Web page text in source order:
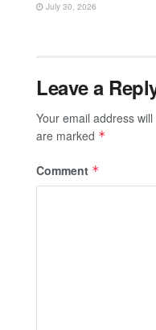
July 30, 2026
Leave a
Your email address
are marked *
Comment *